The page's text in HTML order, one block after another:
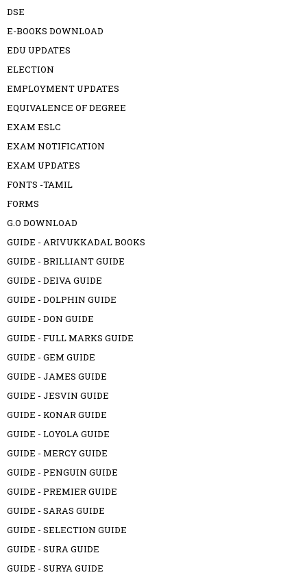
DSE
E-BOOKS DOWNLOAD
EDU UPDATES
ELECTION
EMPLOYMENT UPDATES
EQUIVALENCE OF DEGREE
EXAM ESLC
EXAM NOTIFICATION
EXAM UPDATES
FONTS -TAMIL
FORMS
G.O DOWNLOAD
GUIDE - ARIVUKKADAL BOOKS
GUIDE - BRILLIANT GUIDE
GUIDE - DEIVA GUIDE
GUIDE - DOLPHIN GUIDE
GUIDE - DON GUIDE
GUIDE - FULL MARKS GUIDE
GUIDE - GEM GUIDE
GUIDE - JAMES GUIDE
GUIDE - JESVIN GUIDE
GUIDE - KONAR GUIDE
GUIDE - LOYOLA GUIDE
GUIDE - MERCY GUIDE
GUIDE - PENGUIN GUIDE
GUIDE - PREMIER GUIDE
GUIDE - SARAS GUIDE
GUIDE - SELECTION GUIDE
GUIDE - SURA GUIDE
GUIDE - SURYA GUIDE